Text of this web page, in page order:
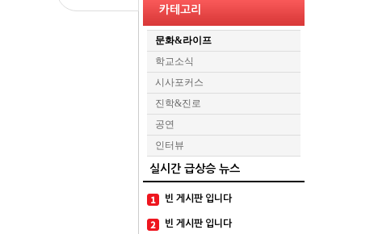
[26기김담경기자]
[26기김담경기자]
카테고리
문화&라이프
학교소식
시사포커스
진학&진로
공연
인터뷰
실시간 급상승 뉴스
빈 게시판 입니다
빈 게시판 입니다